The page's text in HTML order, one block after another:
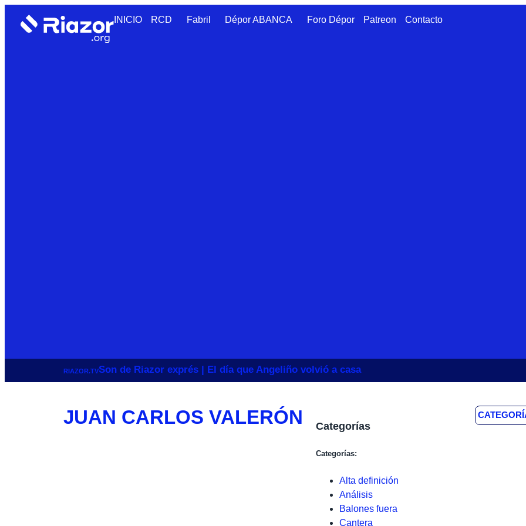
INICIO RCD Fabril Dépor ABANCA Foro Dépor Patreon Contacto
RIAZOR.TVSon de Riazor exprés | El día que Angeliño volvió a casa
JUAN CARLOS VALERÓN Categorías
Categorías:
Alta definición
Análisis
Balones fuera
Cantera